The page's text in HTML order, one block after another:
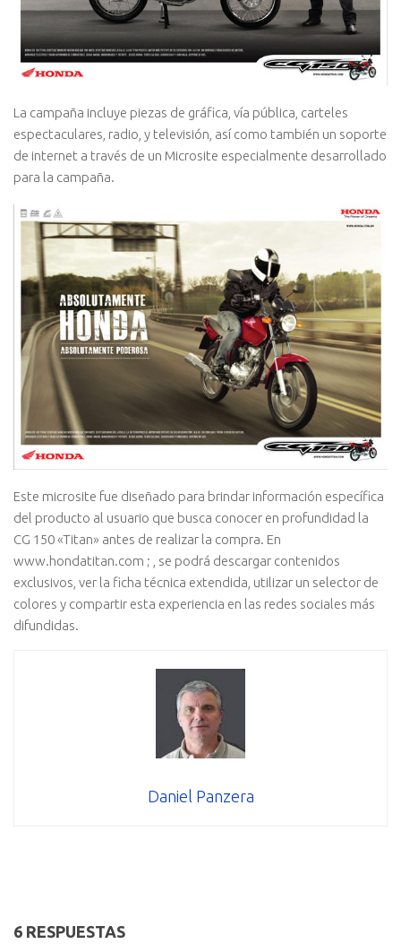
La campaña incluye piezas de gráfica, vía pública, carteles
espectaculares, radio, y televisión, así como también un soporte
de internet a través de un Microsite especialmente desarrollado
para la campaña.
Este microsite fue diseñado para brindar información específica
del producto al usuario que busca conocer en profundidad la
CG 150 «Titan» antes de realizar la compra. En
www.hondatitan.com ; , se podrá descargar contenidos
exclusivos, ver la ficha técnica extendida, utilizar un selector de
colores y compartir esta experiencia en las redes sociales más
difundidas.
Daniel Panzera
6 RESPUESTAS